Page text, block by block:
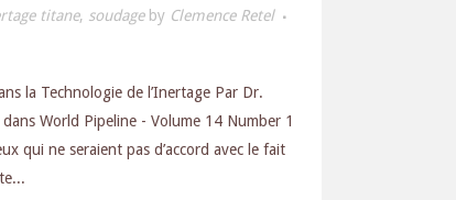
titane, soudage by Clemence Retel
la Technologie de l’Inertage Par Dr.
World Pipeline - Volume 14 Number 1
qui ne seraient pas d’accord avec le fait